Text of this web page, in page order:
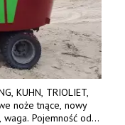
KUHN, TRIOLIET,
noże tnące, nowy
waga. Pojemność od